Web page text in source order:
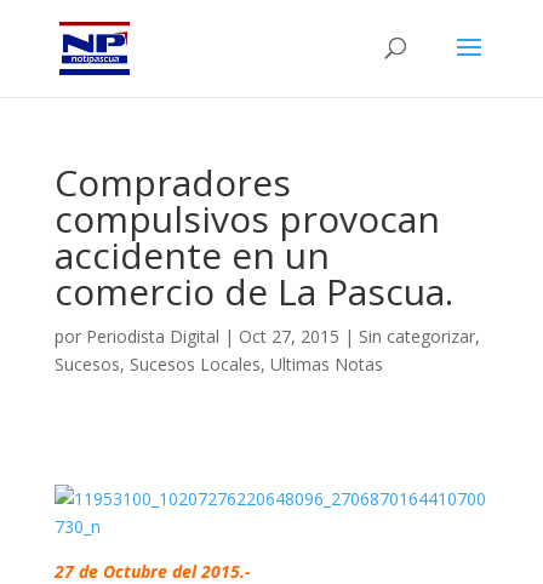
Compradores
compulsivos provocan
accidente en un
comercio de La Pascua.
por Periodista Digital | Oct 27, 2015 | Sin categorizar,
Sucesos, Sucesos Locales, Ultimas Notas
27 de Octubre del 2015.-